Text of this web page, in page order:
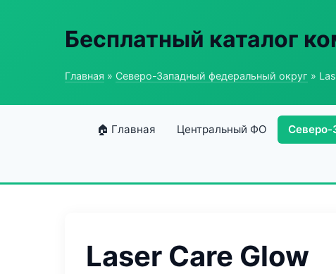
Бесплатный каталог
Главная » Северо-Западный федеральный округ »
🏠 Главная Центральный ФО
Laser Care Glow